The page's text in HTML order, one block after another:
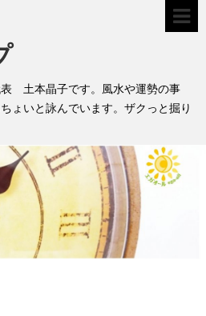
土本晶子です。風水や運勢の事
ょいと詠んでいます。ザクっと掘り